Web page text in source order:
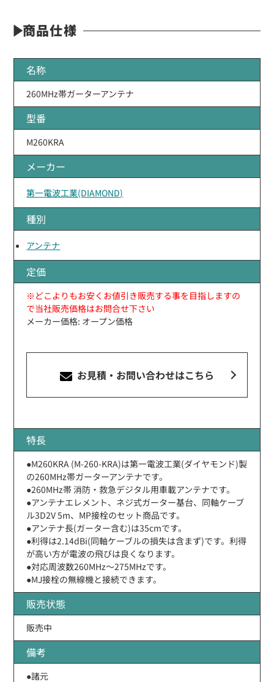
商品仕様
名称
260MHz帯ガーターアンテナ
型番
M260KRA
メーカー
第一電波工業(DIAMOND)
種別
アンテナ
定価
※どこよりもお安くお値引き販売する事を目指しますの
で当社販売価格はお問合せ下さい
メーカー価格: オープン価格
お見積・お問い合わせはこちら
特長
●M260KRA (M-260-KRA)は第一電波工業(ダイヤモンド)製
の260MHz帯ガーターアンテナです。
●260MHz帯 消防・救急デジタル用車載アンテナです。
●アンテナエレメント、ネジ式ガーター基台、同軸ケーブ
ル3D2V 5m、MP接栓のセット商品です。
●アンテナ長(ガーター含む)は35cmです。
●利得は2.14dBi(同軸ケーブルの損失は含まず)です。利得
が高い方が電波の飛びは良くなります。
●対応周波数260MHz〜275MHzです。
●MJ接栓の無線機と接続できます。
販売状態
販売中
備考
●諸元